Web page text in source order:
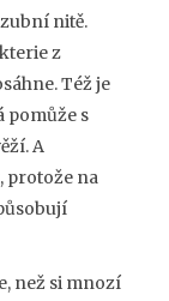
nitě.
z
Též je
pomůže s
A
protože na
než si mnozí